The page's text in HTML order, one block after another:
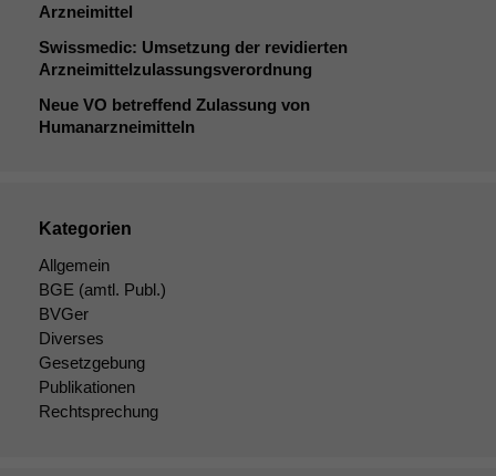
Arzneimittel
Swissmedic: Umsetzung der revidierten
Arzneimittelzulassungsverordnung
Neue VO betreffend Zulassung von
Humanarzneimitteln
Kategorien
Allgemein
BGE (amtl. Publ.)
BVGer
Diverses
Gesetzgebung
Publikationen
Rechtsprechung